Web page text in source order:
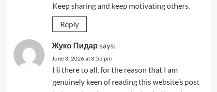
Keep sharing and keep motivating others.
Reply
Жуко Пидар says:
June 3, 2026 at 8:53 pm
Hi there to all, for the reason that I am
genuinely keen of reading this website’s post